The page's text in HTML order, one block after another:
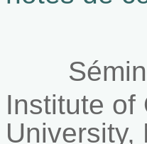
Institute of
University,